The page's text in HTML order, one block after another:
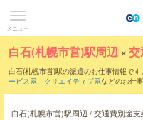
メニュー
白石(札幌市営)駅周辺 ×交
白石(札幌市営)駅の派遣のお仕事情報です。
ービス系、 クリエイティブ系などのお仕
白石(札幌市営)駅周辺 / 交通費別途支